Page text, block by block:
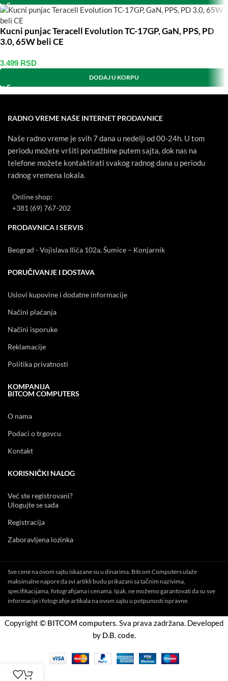
Kucni punjac Teracell Evolution TC-17GP, GaN, PPS, PD
3.0, 65W beli CE
3.499 RSD
DODAJ U KORPU
RADNO VREME NAŠE INTERNET PRODAVNICE
Naše radno vreme je svih 7 dana u nedelji od 00-24h. U tom
periodu možete vršiti porudžbine putem sajta, dok nas na
telefone možete kontaktirati svakog radnog dana u periodu
radnog vremena lokala.
Online shop:
+381 (69) 767-202
PRODAVNICA I SERVIS
Beograd - Vojislava Ilića 102a, Šumice – Konjarnik
PORUČIVANJE I DOSTAVA
Uslovi kupovine i dodatne informacije
Načini plaćanja
Načini isporuke
Reklamacije
Politika privatnosti
KOMPANIJA
BITCOM COMPUTERS
O nama
Podaci o trgovcu
Kontakt
KORISNIČKI NALOG
Već ste registrovani?
Ulogujte se sada
Registracija
Zaboravljena lozinka
Sve cene na ovom sajtu iskazane su u dinarima. Bitcom Computers ulaže
maksimalne napore da svi artikli budu prikazani sa tačnim nazivima,
specifikacijama, fotografijama i cenama. Ipak, ne možemo garantovati da su sve
informacije i fotografije artikala na ovom sajtu u potpunosti ispravne.
Copyright © BITCOM computers. Sva prava zadržana. Developed
by D.B. code.